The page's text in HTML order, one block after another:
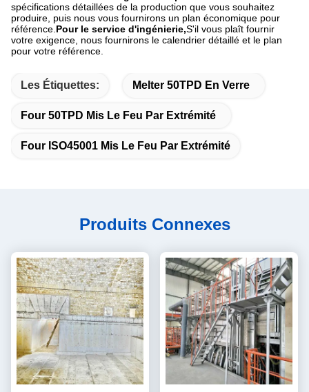
spécifications détaillées de la production que vous souhaitez
produire, puis nous vous fournirons un plan économique pour
référence. Pour le service d'ingénierie,S'il vous plaît fournir
votre exigence, nous fournirons le calendrier détaillé et le plan
pour votre référence.
Les Étiquettes: Melter 50TPD En Verre
Four 50TPD Mis Le Feu Par Extrémité
Four ISO45001 Mis Le Feu Par Extrémité
Produits Connexes